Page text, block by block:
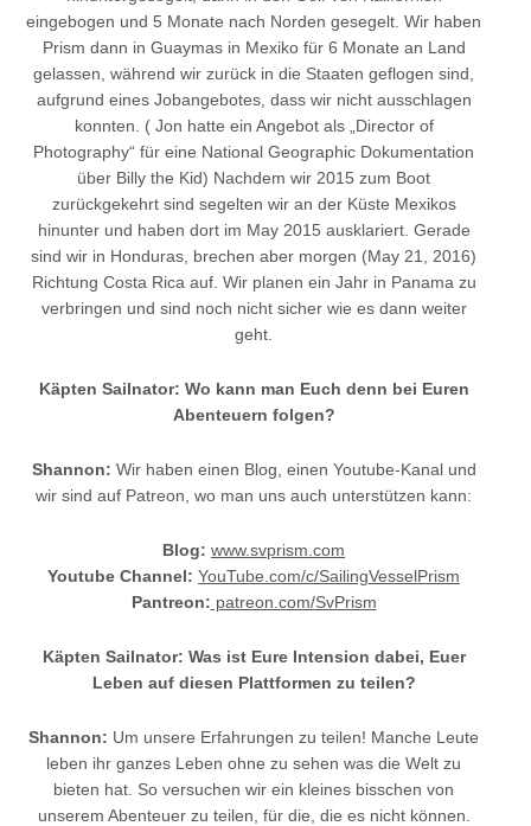
eingebogen und 5 Monate nach Norden gesegelt. Wir haben
Prism dann in Guaymas in Mexiko für 6 Monate an Land
gelassen, während wir zurück in die Staaten geflogen sind,
aufgrund eines Jobangebotes, dass wir nicht ausschlagen
konnten. ( Jon hatte ein Angebot als „Director of
Photography“ für eine National Geographic Dokumentation
über Billy the Kid) Nachdem wir 2015 zum Boot
zurückgekehrt sind segelten wir an der Küste Mexikos
hinunter und haben dort im May 2015 ausklariert. Gerade
sind wir in Honduras, brechen aber morgen (May 21, 2016)
Richtung Costa Rica auf. Wir planen ein Jahr in Panama zu
verbringen und sind noch nicht sicher wie es dann weiter
geht.
Käpten Sailnator: Wo kann man Euch denn bei Euren
Abenteuern folgen?
Shannon: Wir haben einen Blog, einen Youtube-Kanal und
wir sind auf Patreon, wo man uns auch unterstützen kann:
Blog: www.svprism.com
Youtube Channel: YouTube.com/c/SailingVesselPrism
Pantreon: patreon.com/SvPrism
Käpten Sailnator: Was ist Eure Intension dabei, Euer
Leben auf diesen Plattformen zu teilen?
Shannon: Um unsere Erfahrungen zu teilen! Manche Leute
leben ihr ganzes Leben ohne zu sehen was die Welt zu
bieten hat. So versuchen wir ein kleines bisschen von
unserem Abenteuer zu teilen, für die, die es nicht können.